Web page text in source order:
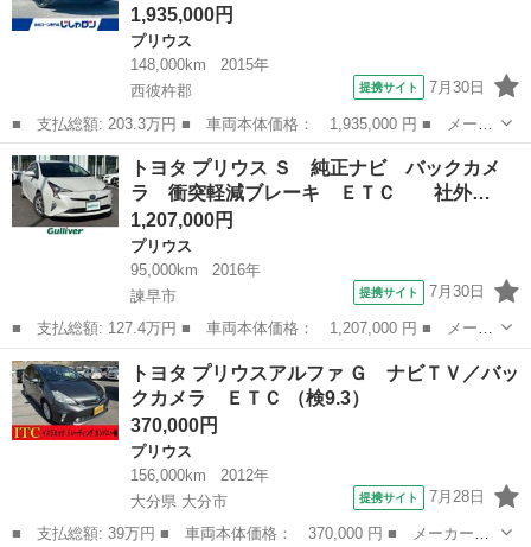
1,935,000円
プリウス
148,000km
2015年
西彼杵郡
提携サイト 7月30日
■ 支払総額: 203.3万円 ■ 車両本体価格： 1,935,000 円 ■ メーカ
ー名： トヨタ ■ 車種名： プリウス ■ グレード名： Ｓツーリ
ングセレクション 純正オーディオ プッシュスタート スマートキ
ー 純正...
長崎 西彼杵郡 プリウス
トヨタ プリウス Ｓ 純正ナビ バックカメ
ラ 衝突軽減ブレーキ ＥＴＣ 社外…
1,207,000円
プリウス
95,000km
2016年
諫早市
提携サイト 7月30日
■ 支払総額: 127.4万円 ■ 車両本体価格： 1,207,000 円 ■ メーカ
ー名： トヨタ ■ 車種名： プリウス ■ グレード名： Ｓ 純正
ナビ バックカメラ 衝突軽減ブレーキ ＥＴＣ 社外ドライブレ
コーダー...
長崎 諫早市 プリウス
トヨタ プリウスアルファ Ｇ ナビＴＶ／バッ
クカメラ ＥＴＣ （検9.3）
370,000円
プリウス
156,000km
2012年
大分県 大分市
提携サイト 7月28日
■ 支払総額: 39万円 ■ 車両本体価格： 370,000 円 ■ メーカー